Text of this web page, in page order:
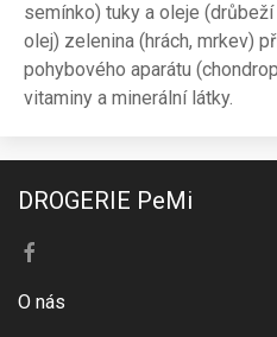
semínko) tuky a oleje
olej) zelenina (hrách, mrkev)
pohybového aparátu
vitaminy a minerální látky.
DROGERIE PeMi
O nás